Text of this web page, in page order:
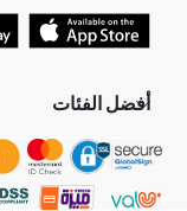
أفضل الفئات
جميع متاجرنا
هدايا عيد الحب
البلوفر النسائية